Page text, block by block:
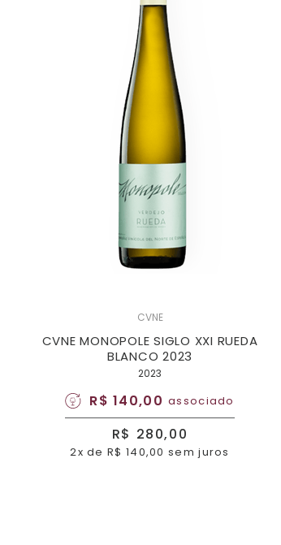
CVNE
CVNE MONOPOLE SIGLO XXI RUEDA
BLANCO 2023
2023
R$ 140,00 associado
R$ 280,00
2x de R$ 140,00 sem juros